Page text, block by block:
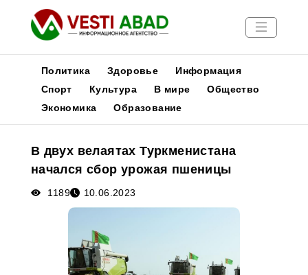
Новости
Медиа
Афиша
Политика Здоровье
Информация
Спорт
Культура В мире
Общество
Экономика
Образование
В двух велаятах Туркменистана
начался сбор урожая пшеницы
1189 10.06.2023